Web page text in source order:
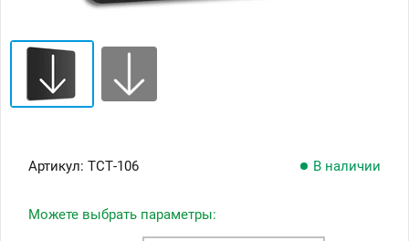
Артикул: ТСТ-106 В наличии
Можете выбрать параметры: